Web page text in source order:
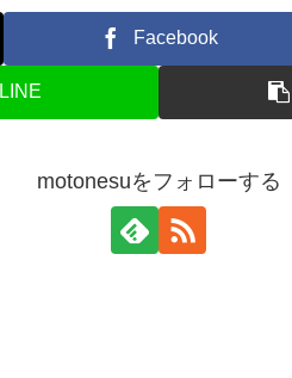
Facebook
LINE
motonesuをフォローする